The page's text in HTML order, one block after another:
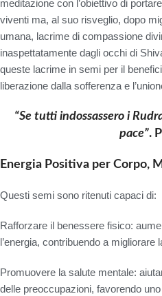
meditazione con l’obiettivo di
viventi ma, al suo risveglio, dopo
umana, lacrime di compassione
inaspettatamente dagli occhi di
queste lacrime in semi per il
liberazione dalla sofferenza e
“Se tutti indossassero i
pace”.
Energia Positiva per Corpo,
Questi semi sono ritenuti capaci di:
Rafforzare il benessere fisico:
l’energia, contribuendo a migliorare
Promuovere la salute mentale:
delle preoccupazioni, favorendo